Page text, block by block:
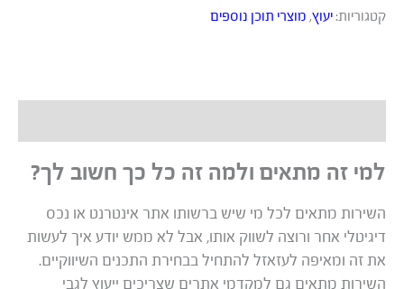
קטגוריות:יעוץ, מוצרי תוכן נוספים
למי זה מתאים ולמה זה כל כך חשוב לך?
השירות מתאים לכל מי שיש ברשותו אתר אינטרנט או נכס
דיגיטלי אחר ורוצה לשווק אותו, אבל לא ממש יודע איך לעשות
את זה ומאיפה לעזאזל להתחיל בבחירת התכנים השיווקיים.
השירות מתאים גם למקדמי אתרים שצריכים ייעוץ לגבי